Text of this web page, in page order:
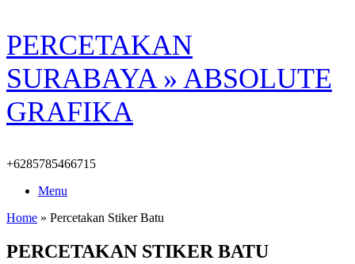
Skip
to
content
PERCETAKAN
SURABAYA » ABSOLUTE
GRAFIKA
+6285785466715
Menu
Home » Percetakan Stiker Batu
PERCETAKAN STIKER BATU